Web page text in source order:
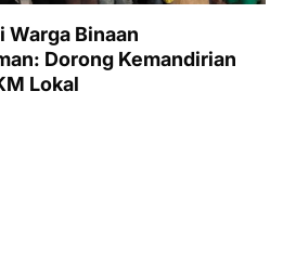
Warga Binaan
Dorong Kemandirian
Lokal